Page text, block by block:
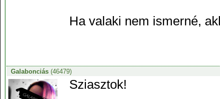
Ha valaki nem ismerné,
Galabonciás(46479)
Sziasztok!